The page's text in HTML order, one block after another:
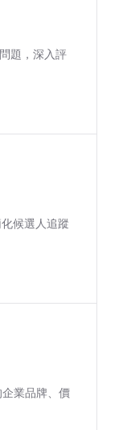
題，深入評
候選人追蹤
業品牌、價